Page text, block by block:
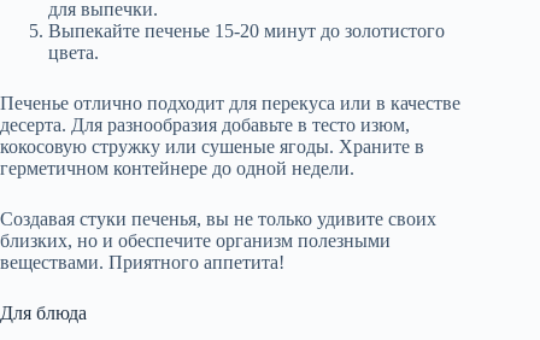
для выпечки.
Выпекайте печенье 15-20 минут до золотистого
цвета.
Печенье отлично подходит для перекуса или в качестве
десерта. Для разнообразия добавьте в тесто изюм,
кокосовую стружку или сушеные ягоды. Храните в
герметичном контейнере до одной недели.
Создавая стуки печенья, вы не только удивите своих
близких, но и обеспечите организм полезными
веществами. Приятного аппетита!
Для блюда